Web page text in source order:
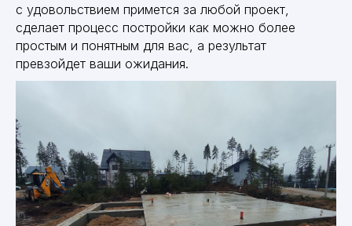
с удовольствием примется за любой проект,
сделает процесс постройки как можно более
простым и понятным для вас, а результат
превзойдет ваши ожидания.